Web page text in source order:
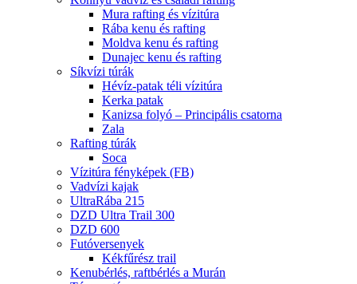
Mura rafting és vízitúra
Rába kenu és rafting
Moldva kenu és rafting
Dunajec kenu és rafting
Síkvízi túrák
Hévíz-patak téli vízitúra
Kerka patak
Kanizsa folyó – Principális csatorna
Zala
Rafting túrák
Soca
Vízitúra fényképek (FB)
Vadvízi kajak
UltraRába 215
DZD Ultra Trail 300
DZD 600
Futóversenyek
Kékfűrész trail
Kenubérlés, raftbérlés a Murán